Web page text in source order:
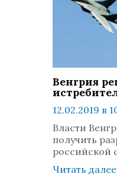
Венгрия
12.02.2019 в
Власти
получить
российской
Читать далее